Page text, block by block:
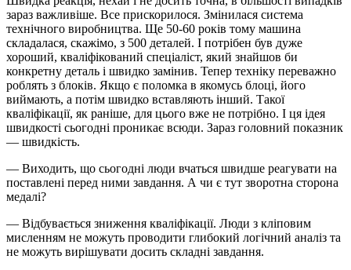
зараз важливіше. Все прискорилося. Змінилася система
технічного виробництва. Ще 50-60 років тому машина
складалася, скажімо, з 500 деталей. І потрібен був дуже
хороший, кваліфікований спеціаліст, який знайшов би
конкретну деталь і швидко замінив. Тепер техніку переважно
роблять з блоків. Якщо є поломка в якомусь блоці, його
виймають, а потім швидко вставляють інший. Такої
кваліфікації, як раніше, для цього вже не потрібно. І ця ідея
швидкості сьогодні проникає всюди. Зараз головний показник
— швидкість.
— Виходить, що сьогодні люди вчаться швидше реагувати на
поставлені перед ними завдання. А чи є тут зворотна сторона
медалі?
— Відбувається зниження кваліфікації. Люди з кліповим
мисленням не можуть проводити глибокий логічний аналіз та
не можуть вирішувати досить складні завдання.